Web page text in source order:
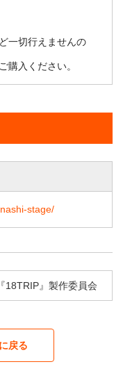
一切行えませんの
購入ください。
stage/
18TRIP』製作委員会
戻る